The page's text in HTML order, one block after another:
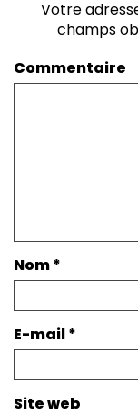
Votre
champs
Commentaire
Nom*
E-mail*
Site web